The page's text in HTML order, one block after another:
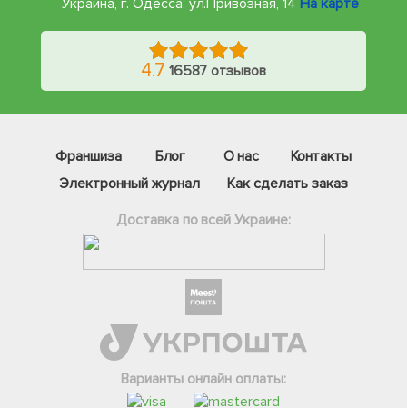
4.7 16587 отзывов
Франшиза Блог О нас
Контакты
Электронный журнал
Как сделать заказ
Доставка по всей Украине:
Варианты онлайн оплаты:
Телеграм
Вайбер